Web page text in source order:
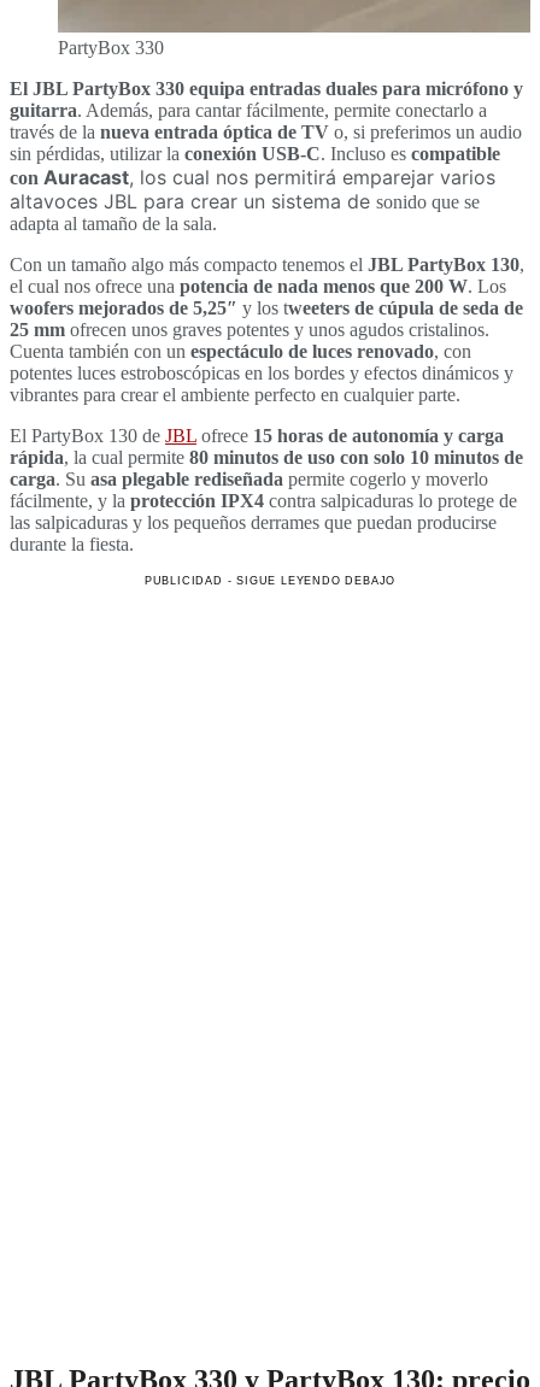
PartyBox 330
El JBL PartyBox 330 equipa entradas duales para micrófono y
guitarra. Además, para cantar fácilmente, permite conectarlo a
través de la nueva entrada óptica de TV o, si preferimos un audio
sin pérdidas, utilizar la conexión USB-C. Incluso es compatible
con Auracast, los cual nos permitirá emparejar varios
altavoces JBL para crear un sistema de sonido que se
adapta al tamaño de la sala.
Con un tamaño algo más compacto tenemos el JBL PartyBox 130,
el cual nos ofrece una potencia de nada menos que 200 W. Los
woofers mejorados de 5,25″ y los tweeters de cúpula de seda de
25 mm ofrecen unos graves potentes y unos agudos cristalinos.
Cuenta también con un espectáculo de luces renovado, con
potentes luces estroboscópicas en los bordes y efectos dinámicos y
vibrantes para crear el ambiente perfecto en cualquier parte.
El PartyBox 130 de JBL ofrece 15 horas de autonomía y carga
rápida, la cual permite 80 minutos de uso con solo 10 minutos de
carga. Su asa plegable rediseñada permite cogerlo y moverlo
fácilmente, y la protección IPX4 contra salpicaduras lo protege de
las salpicaduras y los pequeños derrames que puedan producirse
durante la fiesta.
JBL PartyBox 330 y PartyBox 130: precio